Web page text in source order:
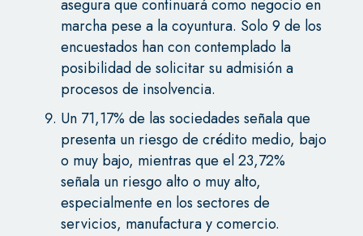
asegura que continuará como negocio en
marcha pese a la coyuntura. Solo 9 de los
encuestados han con contemplado la
posibilidad de solicitar su admisión a
procesos de insolvencia.
Un 71,17% de las sociedades señala que
presenta un riesgo de crédito medio, bajo
o muy bajo, mientras que el 23,72%
señala un riesgo alto o muy alto,
especialmente en los sectores de
servicios, manufactura y comercio.